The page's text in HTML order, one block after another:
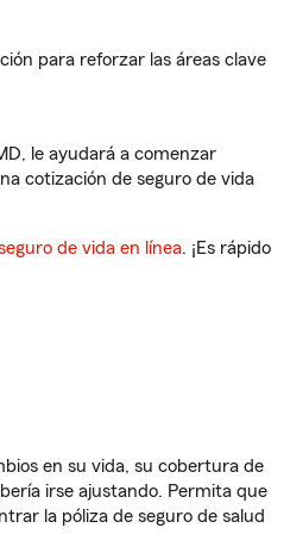
para reforzar las áreas clave
le ayudará a comenzar
cotización de seguro de vida
de vida en línea. ¡Es rápido
en su vida, su cobertura de
irse ajustando. Permita que
la póliza de seguro de salud